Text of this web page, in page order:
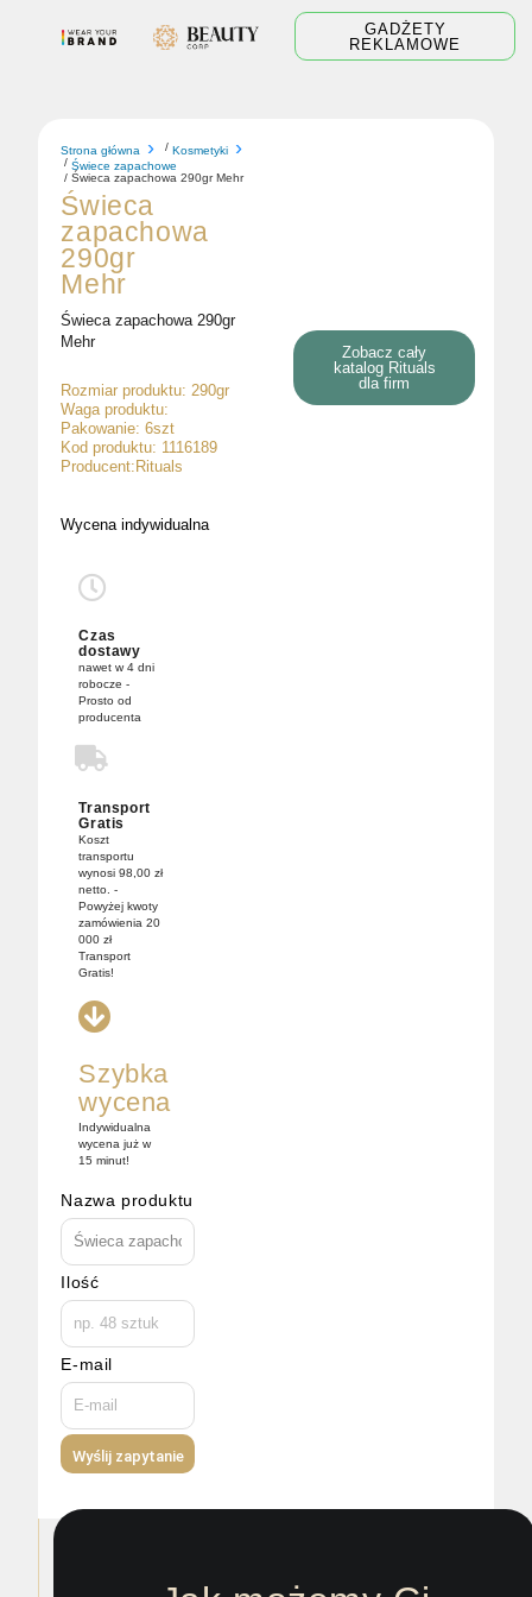
GADŻETY
REKLAMOWE
Strona główna /Kosmetyki
/Świece zapachowe
/ Świeca zapachowa 290gr Mehr
Świeca
zapachowa
290gr
Mehr
Świeca zapachowa 290gr
Mehr
Rozmiar produktu: 290gr
Waga produktu:
Pakowanie: 6szt
Kod produktu: 1116189
Producent:Rituals
Wycena indywidualna
Czas
dostawy
nawet w 4 dni
robocze -
Prosto od
producenta
Transport
Gratis
Koszt
transportu
wynosi 98,00 zł
netto. -
Powyżej kwoty
zamówienia 20
000 zł
Transport
Gratis!
Szybka
wycena
Indywidualna
wycena już w
15 minut!
Nazwa produktu
Ilość
E-mail
Wyślij zapytanie
Zobacz cały
katalog Rituals
dla firm